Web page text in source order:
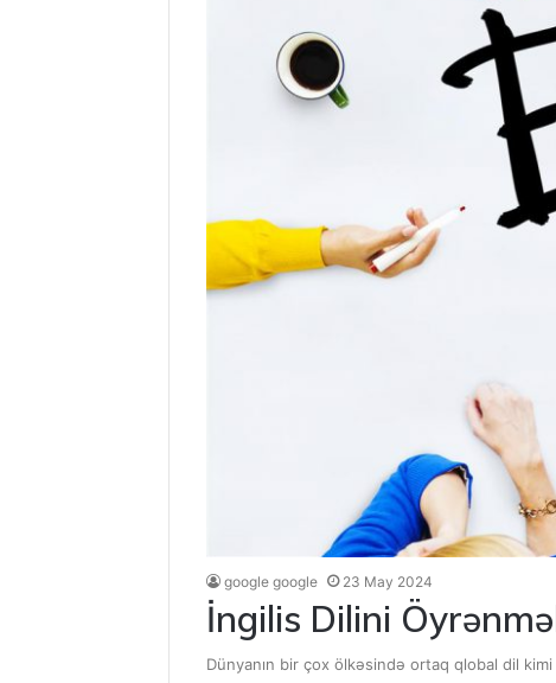
google google 23 May 2024
İngilis Dilini
Dünyanın bir çox ölkəsində ortaq qlobal dil